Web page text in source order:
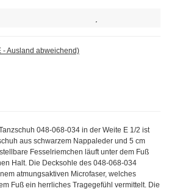
- Ausland abweichend)
048-068-034 in der Weite E 1/2 ist
aus schwarzem Nappaleder und 5 cm
Fesselriemchen läuft unter dem Fuß
Halt. Die Decksohle des 048-068-034
atmungsaktiven Microfaser, welches
Fuß ein herrliches Tragegefühl vermittelt. Die